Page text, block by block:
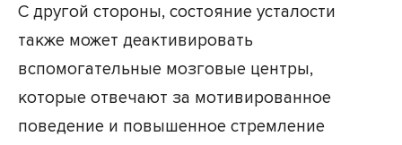
С другой стороны, состояние усталости
также может деактивировать
вспомогательные мозговые центры,
которые отвечают за мотивированное
поведение и повышенное стремление